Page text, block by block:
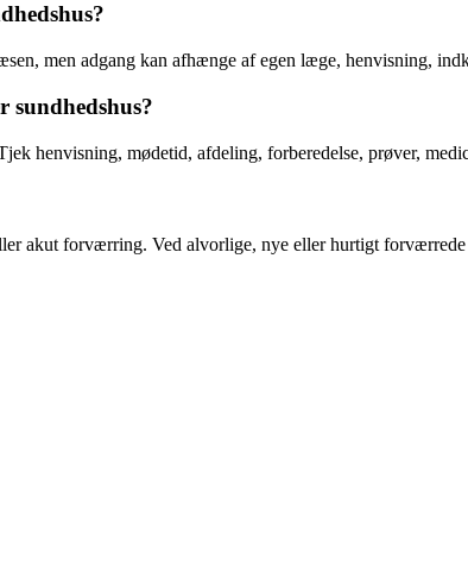
men adgang kan afhænge af egen læge, henvisning,
sundhedshus?
henvisning, mødetid, afdeling, forberedelse, prøver,
akut forværring. Ved alvorlige, nye eller hurtigt